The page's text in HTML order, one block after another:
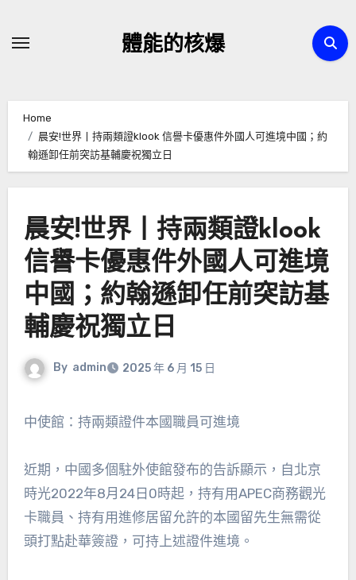
體能的核爆
Home
晨安!世界丨持兩類證klook 信譽卡優惠件外國人可進境中國；約
翰遜卸任前突訪基輔慶祝獨立日
晨安!世界丨持兩類證klook
信譽卡優惠件外國人可進境
中國；約翰遜卸任前突訪基
輔慶祝獨立日
By admin 2025 年 6 月 15 日
中使館：持兩類證件本國職員可進境
近期，中國多個駐外使館發布的告訴顯示，自北京
時光2022年8月24日0時起，持有用APEC商務觀光
卡職員、持有用進修居留允許的本國留先生無需從
頭打點赴華簽證，可持上述證件進境。